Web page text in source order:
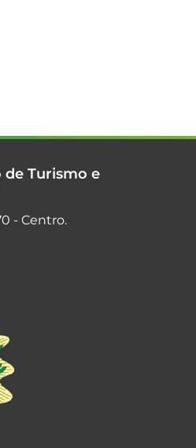
de Turismo e
- Centro.